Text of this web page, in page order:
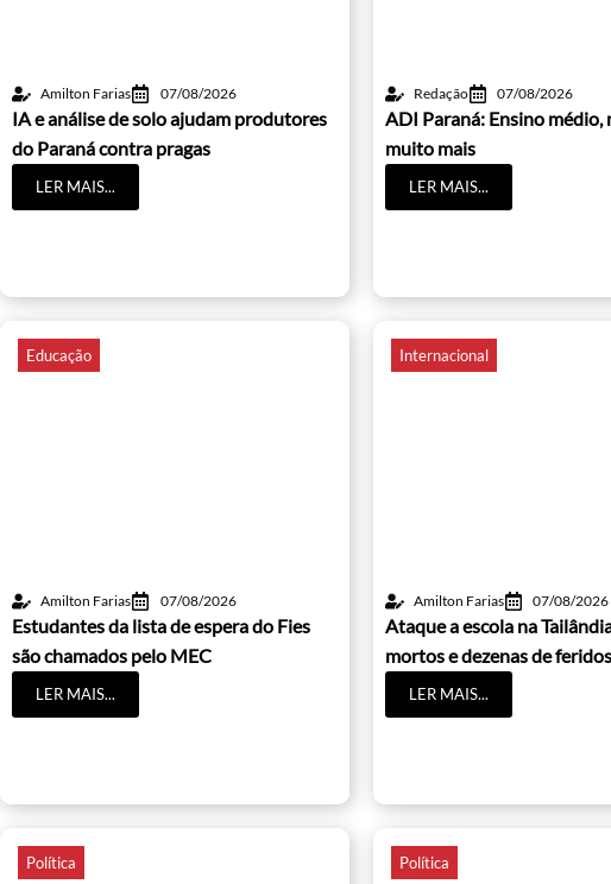
Amilton Farias 07/08/2026
IA e análise de solo ajudam produtores
do Paraná contra pragas
LER MAIS...
Redação 07/08/2026
ADI Paraná: Ensino médio,
muito mais
LER MAIS...
Educação
Amilton Farias 07/08/2026
Estudantes da lista de espera do Fies
são chamados pelo MEC
LER MAIS...
Internacional
Amilton Farias 07/08/2026
Ataque a escola na
mortos e dezenas de feridos
LER MAIS...
Política Política